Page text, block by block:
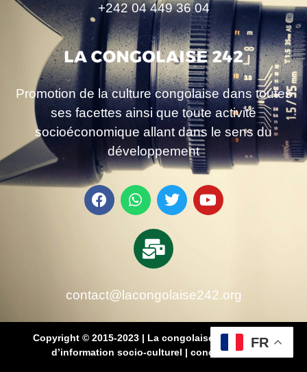
+242 04 449 36 04
Promotion de la culture congolaise dans toutes
ses facettes ainsi que toute activité
socioéconomique allant dans le sens du
développement
contact@lacongolaise242.org
Copyright © 2015-2023 | La congolaise 242 – média
d’information socio-culturel | conçu par SB
FR